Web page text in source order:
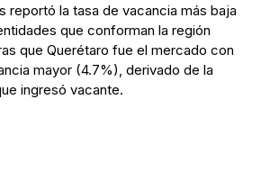
reportó la tasa de vacancia más baja
que conforman la región
que Querétaro fue el mercado con
mayor (4.7%), derivado de la
ingresó vacante.